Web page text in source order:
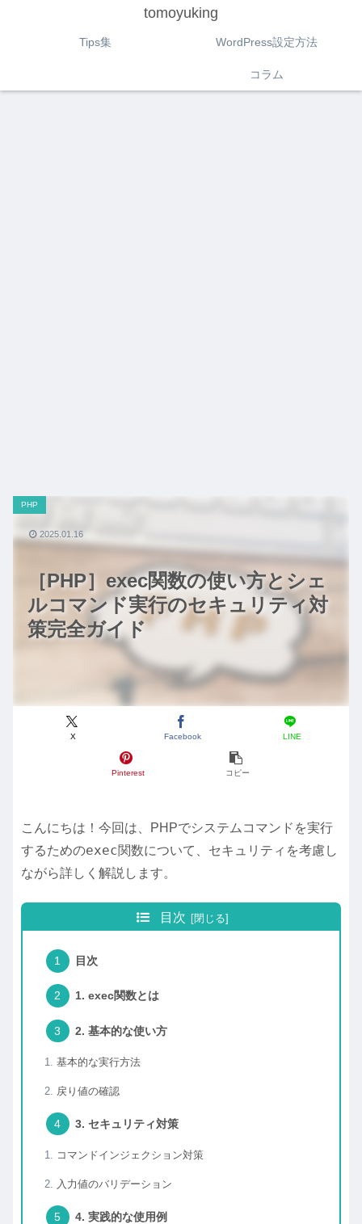
tomoyuking
Tips集 WordPress設定方法
コラム
［PHP］exec関数の使い方とシェ
ルコマンド実行のセキュリティ対
策完全ガイド
PHP
X Facebook LINE
Pinterest コピー
2025.01.16
こんにちは！今回は、PHPでシステムコマンドを実行
するためのexec関数について、セキュリティを考慮し
ながら詳しく解説します。
目次
目次
1. exec関数とは
2. 基本的な使い方
基本的な実行方法
戻り値の確認
3. セキュリティ対策
コマンドインジェクション対策
入力値のバリデーション
4. 実践的な使用例